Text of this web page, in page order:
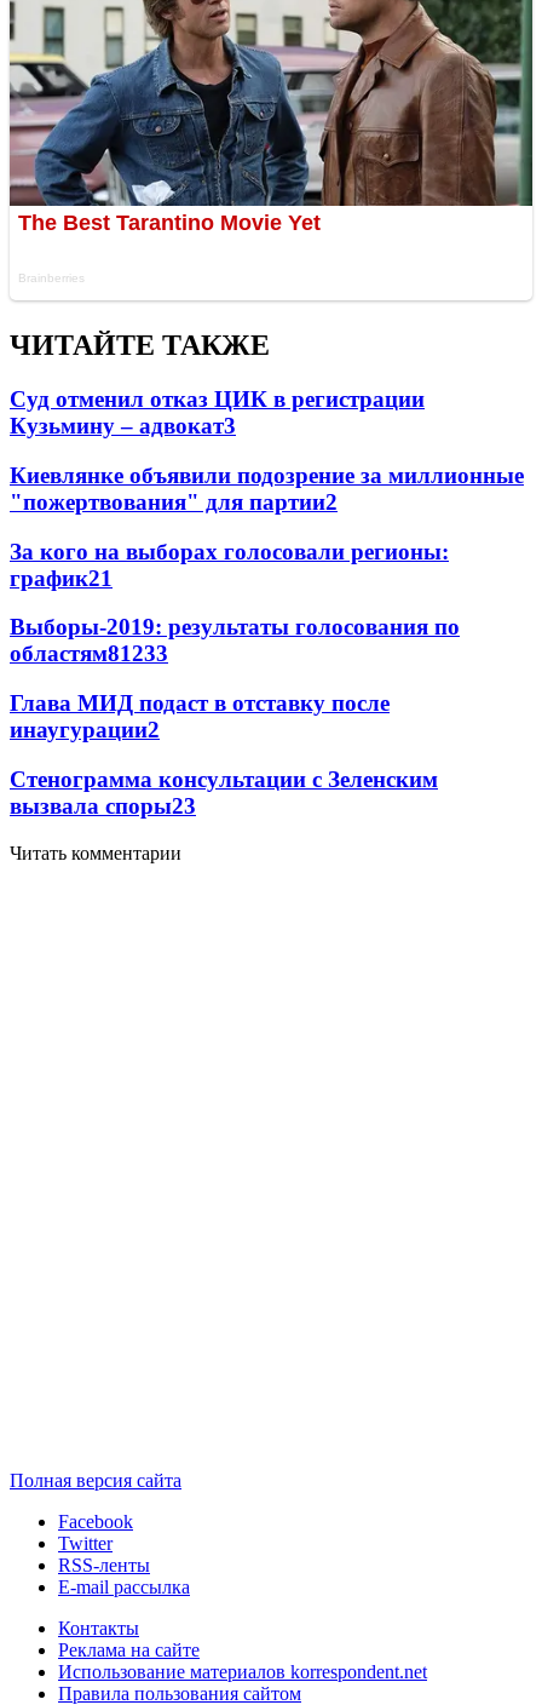
ЧИТАЙТЕ ТАКЖЕ
Суд отменил отказ ЦИК в регистрации
Кузьмину – адвокат3
Киевлянке объявили подозрение за миллионные
"пожертвования" для партии2
За кого на выборах голосовали регионы:
график21
Выборы-2019: результаты голосования по
областям81233
Глава МИД подаст в отставку после
инаугурации2
Стенограмма консультации с Зеленским
вызвала споры23
Читать комментарии
Полная версия сайта
Facebook
Twitter
RSS-ленты
E-mail рассылка
Контакты
Реклама на сайте
Использование материалов korrespondent.net
Правила пользования сайтом